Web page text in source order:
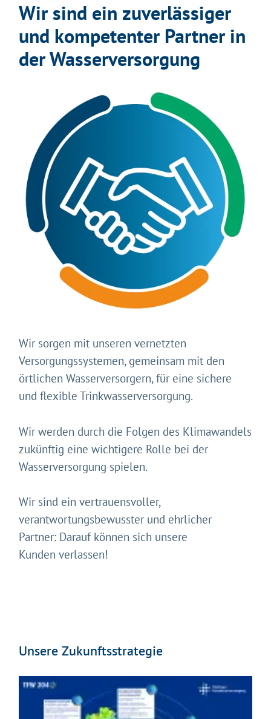
Wir sind ein zuverlässiger
und kompetenter Partner in
der Wasserversorgung
Wir sorgen mit unseren vernetzten
Versorgungssystemen, gemeinsam mit den
örtlichen Wasserversorgern, für eine sichere
und flexible Trinkwasserversorgung.
Wir werden durch die Folgen des Klimawandels
zukünftig eine wichtigere Rolle bei der
Wasserversorgung spielen.
Wir sind ein vertrauensvoller,
verantwortungsbewusster und ehrlicher
Partner: Darauf können sich unsere
Kunden verlassen!
Unsere Zukunftsstrategie